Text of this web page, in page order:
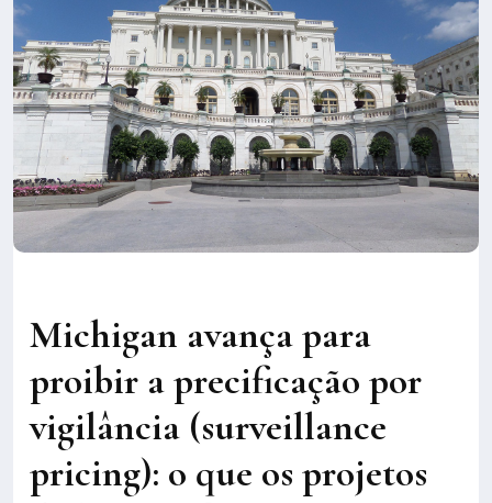
Michigan avança para
proibir a precificação por
vigilância (surveillance
pricing): o que os projetos